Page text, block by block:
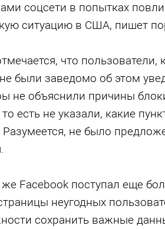
соцсети в попытках
ситуацию в США, пишет
что пользователи,
были заведомо об этом
не объяснили причины
то есть не указали, какие
не было
же Facebook поступал еще
неугодных
сохранить важные